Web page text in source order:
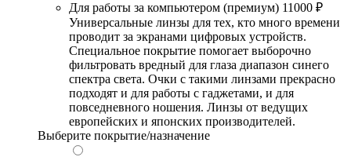
Для работы за компьютером (премиум) 11000 ₽
Универсальные линзы для тех, кто много времени
проводит за экранами цифровых устройств.
Специальное покрытие помогает выборочно
фильтровать вредный для глаза диапазон синего
спектра света. Очки с такими линзами прекрасно
подходят и для работы с гаджетами, и для
повседневного ношения. Линзы от ведущих
европейских и японских производителей.
Выберите покрытие/назначение